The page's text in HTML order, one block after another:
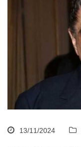
13/11/2024